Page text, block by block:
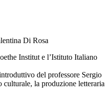
Di Rosa
Institut e l’Istituto Italiano
del professore Sergio
culturale, la produzione letteraria